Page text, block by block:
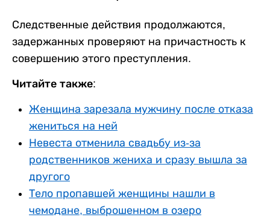
Следственные действия продолжаются,
задержанных проверяют на причастность к
совершению этого преступления.
Читайте также:
Женщина зарезала мужчину после отказа
жениться на ней
Невеста отменила свадьбу из-за
родственников жениха и сразу вышла за
другого
Тело пропавшей женщины нашли в
чемодане, выброшенном в озеро